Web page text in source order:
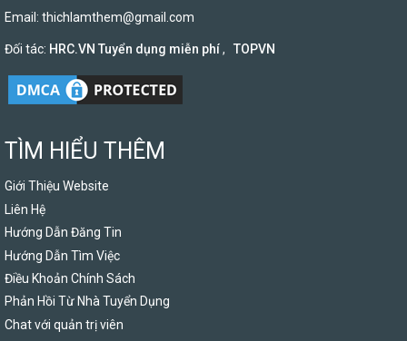
Email: thichlamthem@gmail.com
Đối tác: HRC.VN Tuyển dụng miễn phí, TOPVN
TÌM HIỂU THÊM
Giới Thiệu Website
Liên Hệ
Hướng Dẫn Đăng Tin
Hướng Dẫn Tìm Việc
Điều Khoản Chính Sách
Phản Hồi Từ Nhà Tuyển Dụng
Chat với quản trị viên